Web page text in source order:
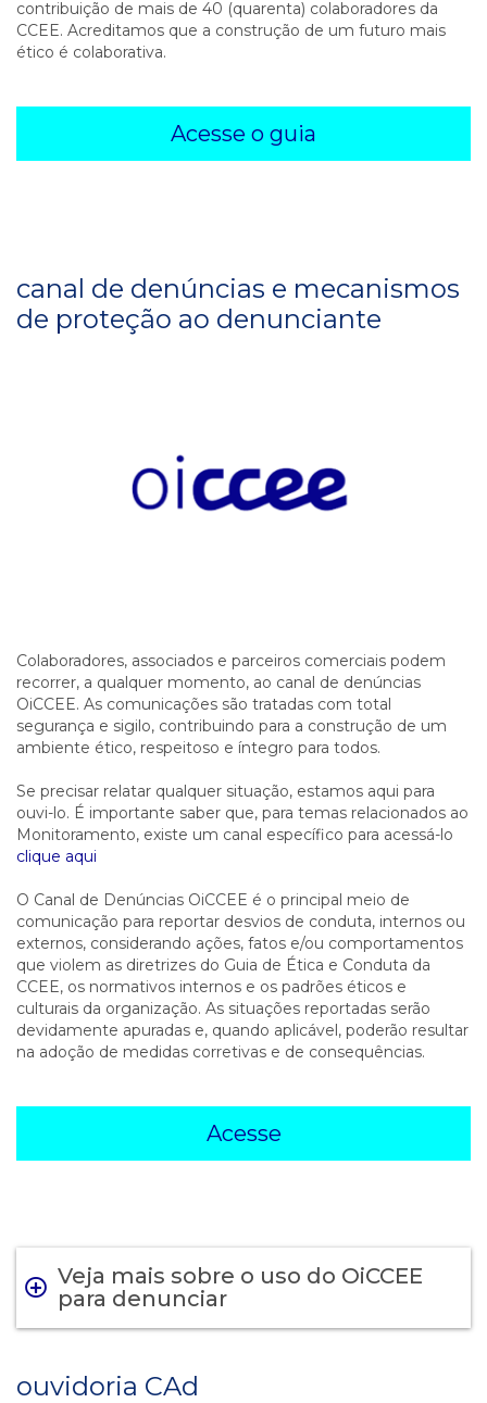
contribuição de mais de 40 (quarenta) colaboradores da
CCEE. Acreditamos que a construção de um futuro mais
ético é colaborativa.
Acesse o guia
canal de denúncias e mecanismos
de proteção ao denunciante
Colaboradores, associados e parceiros comerciais podem
recorrer, a qualquer momento, ao canal de denúncias
OiCCEE. As comunicações são tratadas com total
segurança e sigilo, contribuindo para a construção de um
ambiente ético, respeitoso e íntegro para todos.
Se precisar relatar qualquer situação, estamos aqui para
ouvi-lo. É importante saber que, para temas relacionados ao
Monitoramento, existe um canal específico para acessá-lo
clique aqui
O Canal de Denúncias OiCCEE é o principal meio de
comunicação para reportar desvios de conduta, internos ou
externos, considerando ações, fatos e/ou comportamentos
que violem as diretrizes do Guia de Ética e Conduta da
CCEE, os normativos internos e os padrões éticos e
culturais da organização. As situações reportadas serão
devidamente apuradas e, quando aplicável, poderão resultar
na adoção de medidas corretivas e de consequências.
Acesse
Veja mais sobre o uso do OiCCEE
para denunciar
ouvidoria CAd